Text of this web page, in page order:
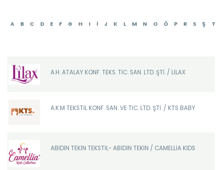
A B C D E F G H I İ J K L M N O Ö P R S Ş T
A.H. ATALAY KONF. TEKS. TİC. SAN. LTD. ŞTİ. / LİLAX
A.K.M TEKSTİL KONF. SAN. VE TİC. LTD. ŞTİ. / KTS BABY
ABİDİN TEKİN TEKSTİL- ABİDİN TEKİN / CAMELLİA KIDS